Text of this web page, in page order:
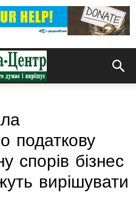
податкову
спорів бізнес
вирішувати